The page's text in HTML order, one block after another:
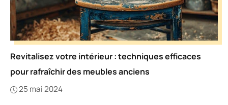
Revitalisez votre intérieur : techniques efficaces
pour rafraîchir des meubles anciens
25 mai 2024